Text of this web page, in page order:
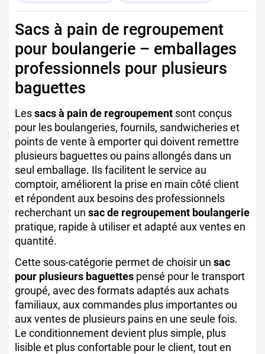
Sacs à pain de regroupement
pour boulangerie – emballages
professionnels pour plusieurs
baguettes
Lessacs à pain de regroupement sont conçus
pour les boulangeries, fournils, sandwicheries et
points de vente à emporter qui doivent remettre
plusieurs baguettes ou pains allongés dans un
seul emballage. Ils facilitent le service au
comptoir, améliorent la prise en main côté client
et répondent aux besoins des professionnels
recherchant un sac de regroupement boulangerie
pratique, rapide à utiliser et adapté aux ventes en
quantité.
Cette sous-catégorie permet de choisir un sac
pour plusieurs baguettes pensé pour le transport
groupé, avec des formats adaptés aux achats
familiaux, aux commandes plus importantes ou
aux ventes de plusieurs pains en une seule fois.
Le conditionnement devient plus simple, plus
lisible et plus confortable pour le client, tout en